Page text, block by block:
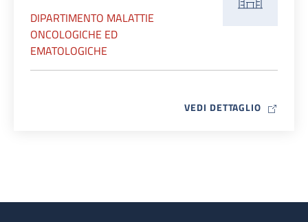
DIPARTIMENTO MALATTIE
ONCOLOGICHE ED
EMATOLOGICHE
VEDI DETTAGLIO MAP ICON